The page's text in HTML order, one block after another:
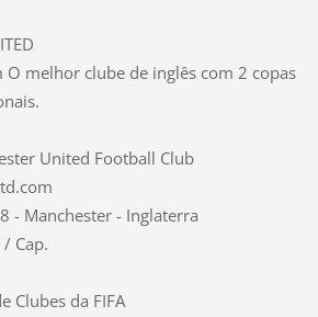
melhor clube de inglês com 2 copas
United Football Club
- Manchester - Inglaterra
Cap.
Clubes da FIFA